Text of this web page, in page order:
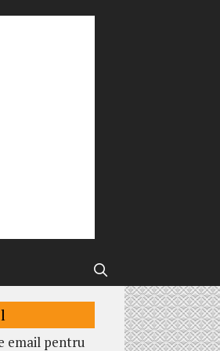
email pentru